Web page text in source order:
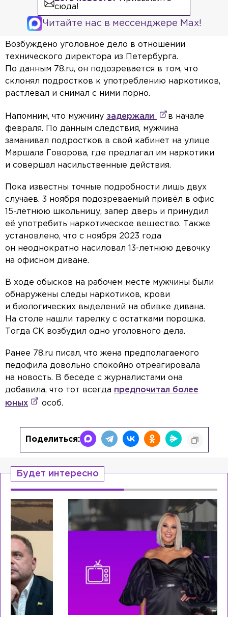
сюда!
Читайте нас в мессенджере Max!
Возбуждено уголовное дело в отношении
технического директора из Петербурга.
По данным 78.ru, он подозревается в том, что
склонял подростков к употреблению наркотиков,
растлевал и снимал с ними порно.
Напомним, что мужчину задержали
в начале
февраля. По данным следствия, мужчина
заманивал подростков в свой кабинет на улице
Маршала Говорова, где предлагал им наркотики
и совершал насильственные действия.
Пока известны точные подробности лишь двух
случаев. 3 ноября подозреваемый привёл в офис
15-летнюю школьницу, запер дверь и принудил
её употребить наркотическое вещество. Также
установлено, что с ноября 2023 года
он неоднократно насиловал 13-летнюю девочку
на офисном диване.
В ходе обысков на рабочем месте мужчины были
обнаружены следы наркотиков, крови
и биологических выделений на обивке дивана.
На столе нашли тарелку с остатками порошка.
Тогда СК возбудил одно уголовного дела.
Ранее 78.ru писал, что жена предполагаемого
педофила довольно спокойно отреагировала
на новость. В беседе с журналистами она
добавила, что тот всегда предпочитал более
юных
особ.
Поделиться:
Будет интересно